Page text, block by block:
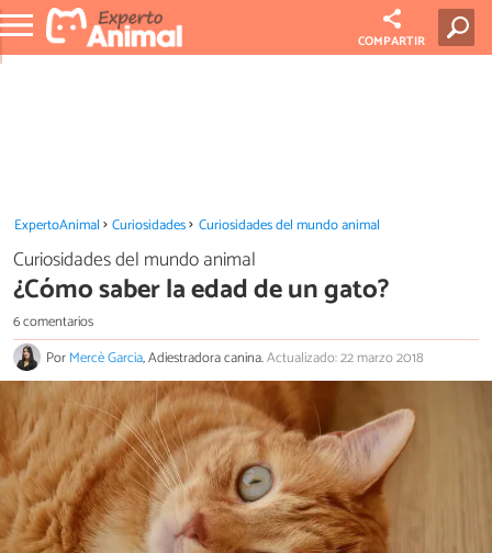
COMPARTIR
ExpertoAnimal Curiosidades Curiosidades del mundo animal
Curiosidades del mundo animal
¿Cómo saber la edad de un gato?
6 comentarios
PorMercè Garcia, Adiestradora canina.Actualizado: 22 marzo 2018